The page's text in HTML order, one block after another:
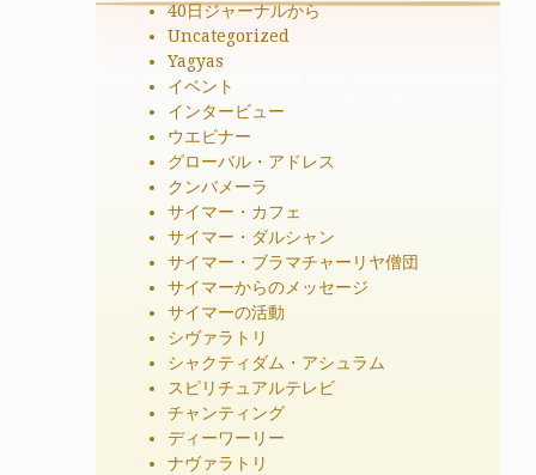
40日ジャーナルから
Uncategorized
Yagyas
イベント
インタービュー
ウエビナー
グローバル・アドレス
クンバメーラ
サイマー・カフェ
サイマー・ダルシャン
サイマー・ブラマチャーリヤ僧団
サイマーからのメッセージ
サイマーの活動
シヴァラトリ
シャクティダム・アシュラム
スピリチュアルテレビ
チャンティング
ディーワーリー
ナヴァラトリ